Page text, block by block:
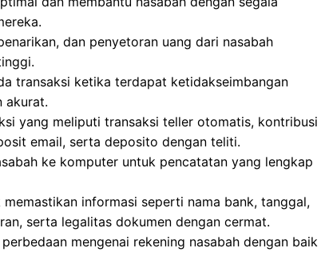
dan penyetoran uang dari nasabah
transaksi ketika terdapat ketidakseimbangan
akurat.
yang meliputi transaksi teller otomatis, kontribusi
email, serta deposito dengan teliti.
ke komputer untuk pencatatan yang lengkap
informasi seperti nama bank, tanggal,
serta legalitas dokumen dengan cermat.
mengenai rekening nasabah dengan baik